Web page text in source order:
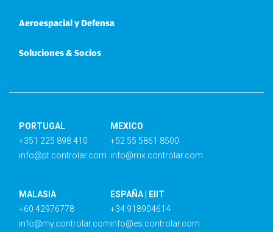
Aeroespacial y Defensa
Soluciones & Socios
PORTUGAL
+351 225 898 410
info@pt.controlar.com
MEXICO
+52 55 5861 8500
info@mx.controlar.com
MALASIA
+60 42976778
info@my.controlar.com
ESPAÑA | EIIT
+34 918904614
info@es.controlar.com